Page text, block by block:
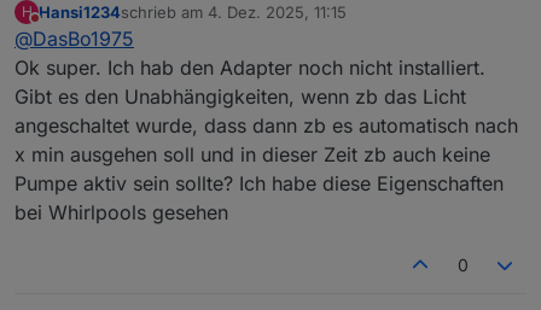
der GitHub Seite aktuell? Ich hab ein paar
Ideen, welche da z.B. nicht aufgeführt sind.
Hallo. Ideen und Anregung am besten hier im
Forum posten. Unabhängig davon, wie aktuell die
Auflistung auf github ist. Geht hab selber ist aber
auf einem relativ aktuellem Stand.
H
Nicht stören
Hansi1234schrieb am 4. Dez. 2025, 11:15
zuletzt editiert von
@DasBo1975
Ok super. Ich hab den Adapter noch nicht installiert.
Gibt es den Unabhängigkeiten, wenn zb das Licht
angeschaltet wurde, dass dann zb es automatisch nach
x min ausgehen soll und in dieser Zeit zb auch keine
Pumpe aktiv sein sollte? Ich habe diese Eigenschaften
bei Whirlpools gesehen
0